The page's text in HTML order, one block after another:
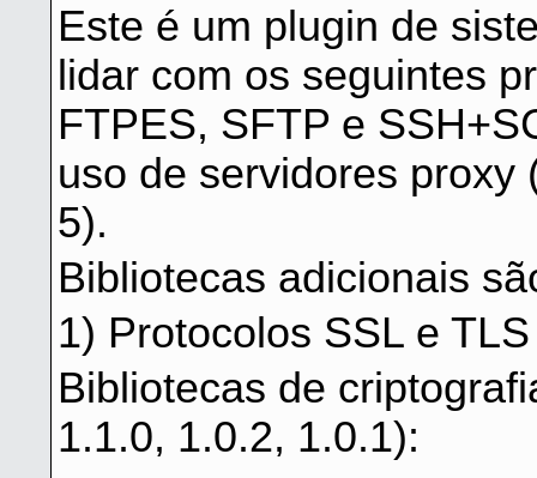
Este é um plugin de
lidar com os seguintes
FTPES, SFTP e
uso de servidores proxy
5).
Bibliotecas adicionais
1) Protocolos SSL e TLS
Bibliotecas de
1.1.0, 1.0.2, 1.0.1):